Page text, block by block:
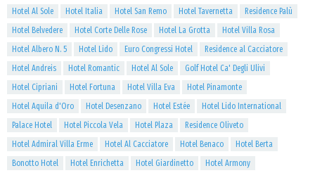
Hotel Al Sole
Hotel Italia Hotel San Remo Hotel Tavernetta
Residence Palù
Hotel Belvedere
Hotel Corte Delle Rose Hotel La Grotta
Hotel Villa Rosa
Hotel Albero N. 5
Hotel Lido Euro Congressi Hotel
Residence al Cacciatore
Hotel Andreis
Hotel Romantic Hotel Al Sole
Golf Hotel Ca' Degli Ulivi
Hotel Cipriani
Hotel Fortuna Hotel Villa Eva
Hotel Pinamonte
Hotel Aquila d'Oro
Hotel Desenzano Hotel Estée
Hotel Lido International
Palace Hotel
Hotel Piccola Vela Hotel Plaza
Residence Oliveto
Hotel Admiral Villa Erme
Hotel Al Cacciatore Hotel Benaco
Hotel Berta
Bonotto Hotel
Hotel Enrichetta Hotel Giardinetto
Hotel Armony